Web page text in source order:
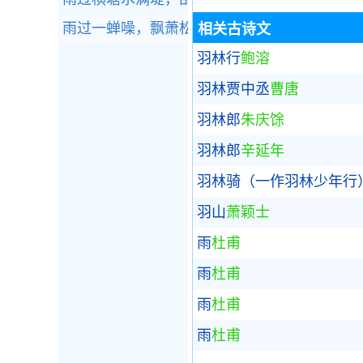
相关古诗文
羽林行鲍溶
羽林贾中丞曹唐
羽林郎朱庆馀
羽林郎辛延年
羽林骑（一作羽林少年行
羽山萧颖士
雨杜甫
雨杜甫
雨杜甫
雨杜甫
雨过一蝉噪，飘萧松桂秋。全诗赏析